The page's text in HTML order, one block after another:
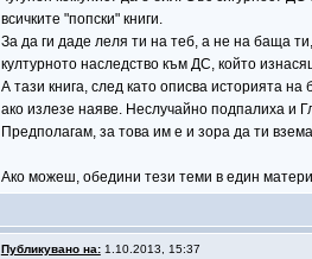
всичките "попски" книги.
За да ги даде леля ти на теб, а не на баща
културното наследство към ДС, който
А тази книга, след като описва историята
ако излезе наяве. Неслучайно подпалиха и
Предполагам, за това им е и зора да ти
Ако можеш, обедини тези теми в един
Публикувано на:1.10.2013, 15:37